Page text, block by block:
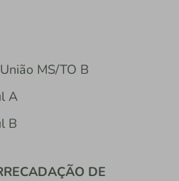
MS/TO B
A
B
DE